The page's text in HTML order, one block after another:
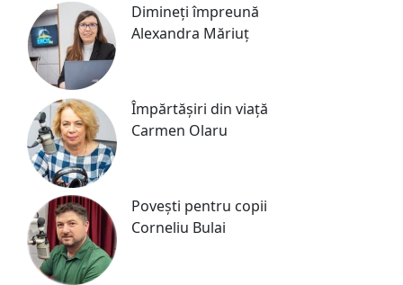
Dimineți împreună
Alexandra Măriuț
Împărtășiri din viață
Carmen Olaru
Povești pentru copii
Corneliu Bulai